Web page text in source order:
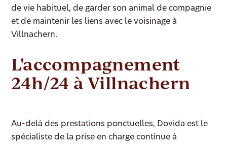
de vie habituel, de garder son animal de compagnie
et de maintenir les liens avec le voisinage à
Villnachern.
L'accompagnement
24h/24 à Villnachern
Au-delà des prestations ponctuelles, Dovida est le
spécialiste de la prise en charge continue à